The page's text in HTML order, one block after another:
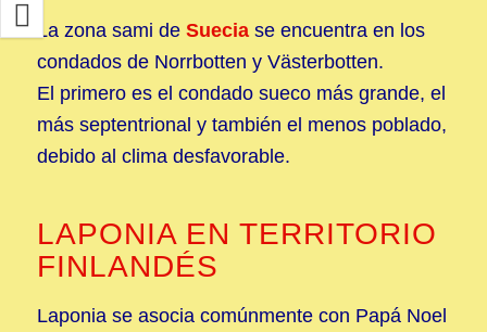
La zona sami de Sueciase encuentra en los
condados de Norrbotten y Västerbotten.
El primero es el condado sueco más grande, el
más septentrional y también el menos poblado,
debido al clima desfavorable.
LAPONIA EN TERRITORIO
FINLANDÉS
Laponia se asocia comúnmente con Papá Noel